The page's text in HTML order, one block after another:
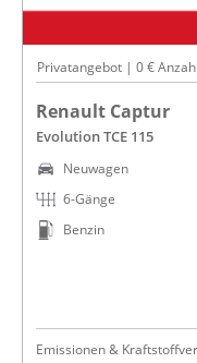
Privatangebot | 0 €
Renault Captur
Evolution TCE 115
Neuwagen
6-Gänge
Benzin
Emissionen &